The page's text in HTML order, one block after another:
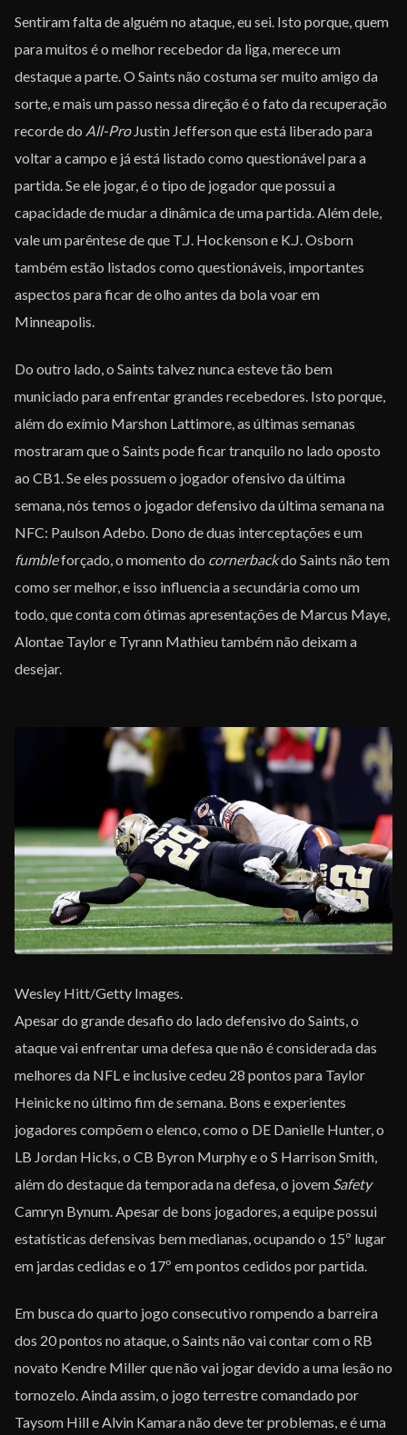
Sentiram falta de alguém no ataque, eu sei. Isto porque, quem
para muitos é o melhor recebedor da liga, merece um
destaque a parte. O Saints não costuma ser muito amigo da
sorte, e mais um passo nessa direção é o fato da recuperação
recorde do All-ProJustin Jefferson que está liberado para
voltar a campo e já está listado como questionável para a
partida. Se ele jogar, é o tipo de jogador que possui a
capacidade de mudar a dinâmica de uma partida. Além dele,
vale um parêntese de que T.J. Hockenson e K.J. Osborn
também estão listados como questionáveis, importantes
aspectos para ficar de olho antes da bola voar em
Minneapolis.
Do outro lado, o Saints talvez nunca esteve tão bem
municiado para enfrentar grandes recebedores. Isto porque,
além do exímio Marshon Lattimore, as últimas semanas
mostraram que o Saints pode ficar tranquilo no lado oposto
ao CB1. Se eles possuem o jogador ofensivo da última
semana, nós temos o jogador defensivo da última semana na
NFC: Paulson Adebo. Dono de duas interceptações e um
fumbleforçado, o momento do cornerbackdo Saints não tem
como ser melhor, e isso influencia a secundária como um
todo, que conta com ótimas apresentações de Marcus Maye,
Alontae Taylor e Tyrann Mathieu também não deixam a
desejar.
Wesley Hitt/Getty Images.
Apesar do grande desafio do lado defensivo do Saints, o
ataque vai enfrentar uma defesa que não é considerada das
melhores da NFL e inclusive cedeu 28 pontos para Taylor
Heinicke no último fim de semana. Bons e experientes
jogadores compõem o elenco, como o DE Danielle Hunter, o
LB Jordan Hicks, o CB Byron Murphy e o S Harrison Smith,
além do destaque da temporada na defesa, o jovem Safety
Camryn Bynum. Apesar de bons jogadores, a equipe possui
estatísticas defensivas bem medianas, ocupando o 15º lugar
em jardas cedidas e o 17º em pontos cedidos por partida.
Em busca do quarto jogo consecutivo rompendo a barreira
dos 20 pontos no ataque, o Saints não vai contar com o RB
novato Kendre Miller que não vai jogar devido a uma lesão no
tornozelo. Ainda assim, o jogo terrestre comandado por
Taysom Hill e Alvin Kamara não deve ter problemas, e é uma